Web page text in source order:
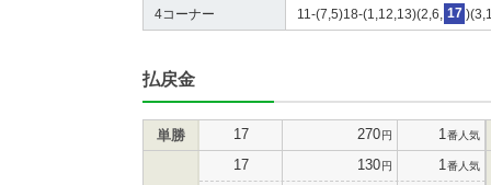
4コーナー 11-(7,5)18-(1,12,13)(2,6, 17
払戻金
単勝 17 270円 1 番人気
17 130円 1 番人気